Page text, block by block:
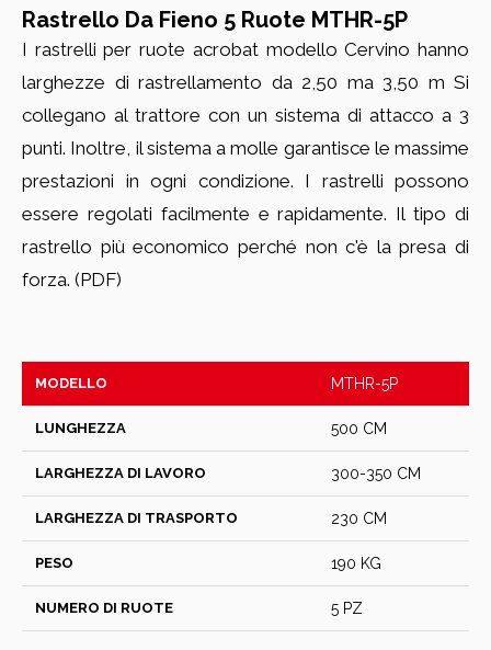
Rastrello Da Fieno 5 Ruote MTHR-5P
I rastrelli per ruote acrobat modello Cervino hanno
larghezze di rastrellamento da 2,50 ma 3,50 m Si
collegano al trattore con un sistema di attacco a 3
punti. Inoltre, il sistema a molle garantisce le massime
prestazioni in ogni condizione. I rastrelli possono
essere regolati facilmente e rapidamente. Il tipo di
rastrello più economico perché non c'è la presa di
forza. (PDF)
MODELLO MTHR-5P
LUNGHEZZA 500 CM
LARGHEZZA DI LAVORO 300-350 CM
LARGHEZZA DI TRASPORTO 230 CM
PESO 190 KG
NUMERO DI RUOTE 5 PZ